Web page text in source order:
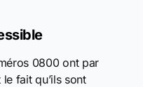
0800 ont par
fait qu’ils sont